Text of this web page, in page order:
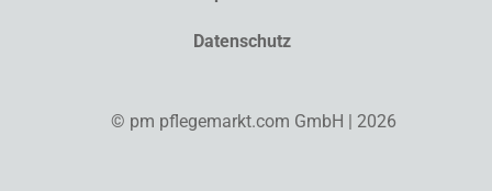
Datenschutz
© pm pflegemarkt.com GmbH | 2026